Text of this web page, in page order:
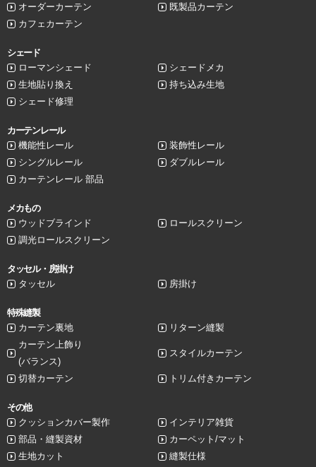
オーダーカーテン
既製品カーテン
カフェカーテン
シェード
ローマンシェード
シェードメカ
生地貼り換え
持ち込み生地
シェード修理
カーテンレール
機能性レール
装飾性レール
シングルレール
ダブルレール
カーテンレール 部品
メカもの
ウッドブラインド
ロールスクリーン
調光ロールスクリーン
タッセル・房掛け
タッセル
房掛け
特殊縫製
カーテン裏地
リターン縫製
カーテン上飾り
(バランス)
スタイルカーテン
切替カーテン トリム付きカーテン
その他
クッションカバー製作
インテリア雑貨
部品・縫製資材
カーペット/マット
生地カット
縫製仕様